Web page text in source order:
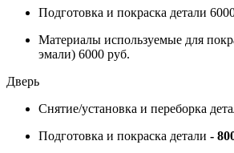
Подготовка и покраска детали
Материалы используемые для
эмали) 6000 руб.
Дверь
Снятие/установка и переборка
Подготовка и покраска детали -